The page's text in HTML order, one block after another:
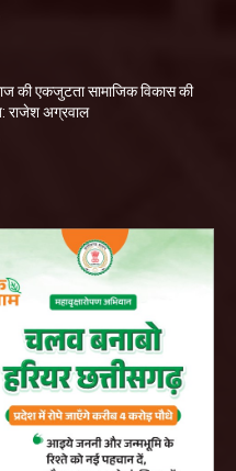
की एकजुटता सामाजिक विकास की
राजेश अग्रवाल